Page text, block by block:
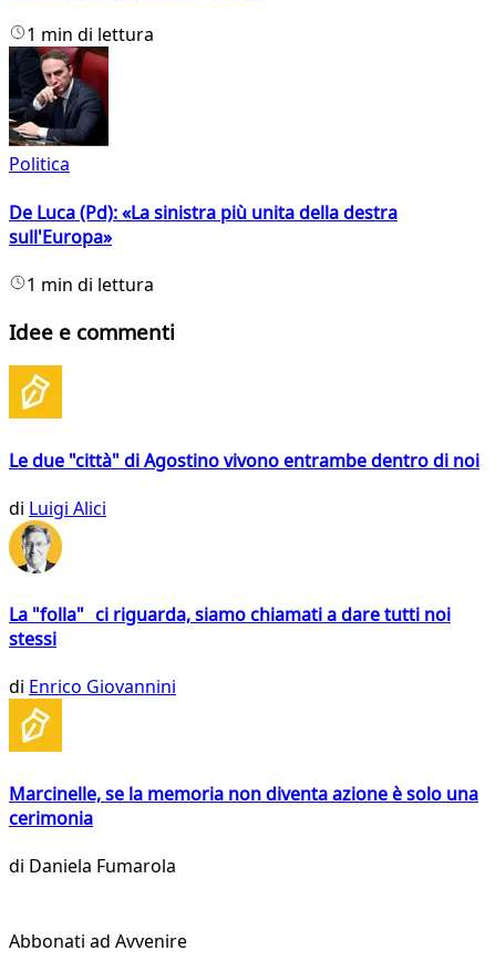
1 min di lettura
Politica
De Luca (Pd): «La sinistra più unita della destra
sull'Europa»
1 min di lettura
Idee e commenti
Le due "città" di Agostino vivono entrambe dentro di noi
di Luigi Alici
La "folla" ci riguarda, siamo chiamati a dare tutti noi
stessi
di Enrico Giovannini
Marcinelle, se la memoria non diventa azione è solo una
cerimonia
di Daniela Fumarola
Abbonati ad Avvenire